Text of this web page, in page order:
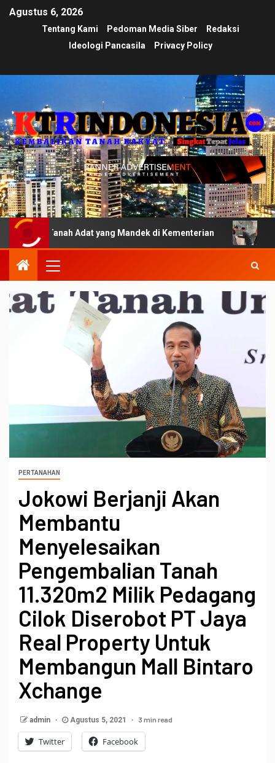
Agustus 6, 2026
Tentang Kami Pedoman Media Siber
Redaksi
Ideologi Pancasila
Privacy Policy
Adat yang Mandek di Kementerian Ujian
PERTANAHAN
Jokowi Berjanji Akan
Membantu
Menyelesaikan
Pengembalian Tanah
11.320m2 Milik Pedagang
Cilok Diserobot PT Jaya
Real Property Untuk
Membangun Mall Bintaro
Xchange
admin Agustus 5, 2021 3 min read
Twitter Facebook